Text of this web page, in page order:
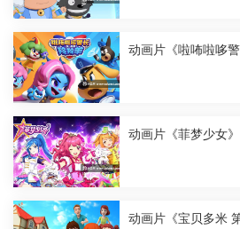
动画片《啦咘啦哆
动画片《菲梦少女
动画片《宝贝多米